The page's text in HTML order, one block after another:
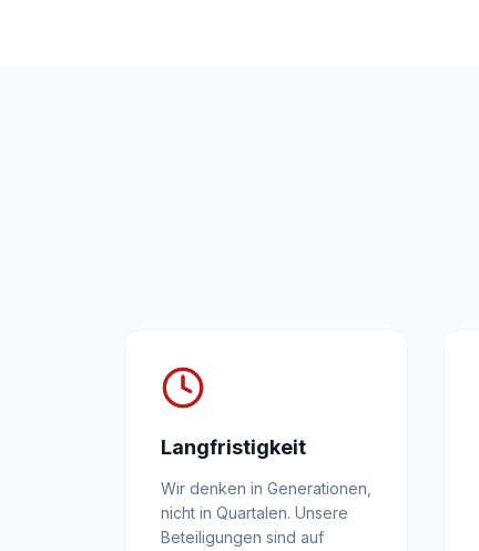
Langfristigkeit
Wir denken in Generationen,
nicht in Quartalen. Unsere
Beteiligungen sind auf